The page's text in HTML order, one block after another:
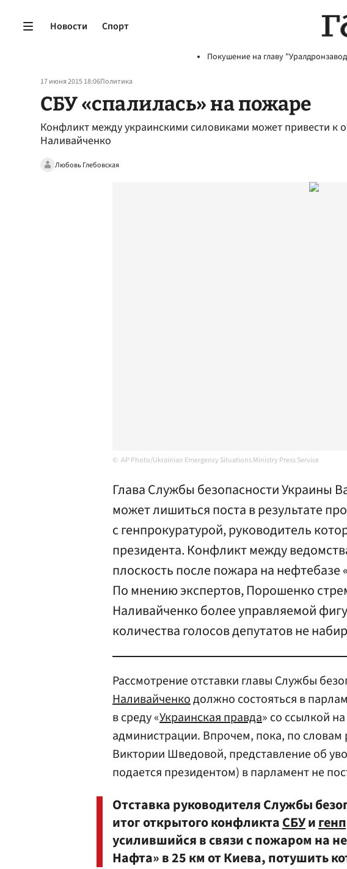
Новости Спорт
Покушение на главу
17 июня 2015 18:06Политика
СБУ «спалилась» на пожаре
Конфликт между украинскими силовиками может привести к
Наливайченко
Любовь Глебовская
AP Photo/Ukrainian Emergency Situations Ministry Press Service
Глава Службы безопасности Украины
может лишиться поста в результате
с генпрокуратурой, руководитель
президента. Конфликт между
плоскость после пожара на
По мнению экспертов, Порошенко
Наливайченко более управляемой
количества голосов депутатов не
Рассмотрение отставки главы Службы
Наливайченкодолжно состояться в
в среду «Украинская правда» со ссылкой
администрации. Впрочем, пока, по словам
Виктории Шведовой, представление об
подается президентом) в парламент не
Отставка руководителя Службы
итог открытого конфликтаСБУи
усилившийся в связи с пожаром на
Нафта» в 25 км от Киева, потушить